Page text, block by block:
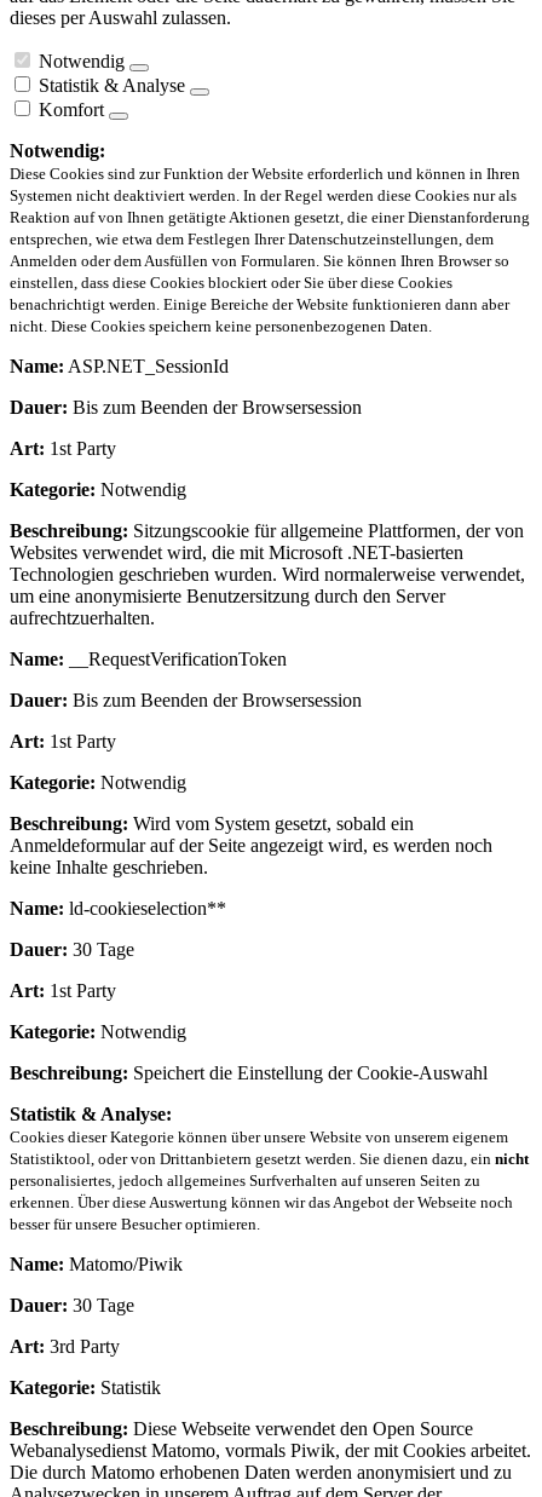
dieses per Auswahl zulassen.
Notwendig
Statistik & Analyse
Komfort
Notwendig:
Diese Cookies sind zur Funktion der Website erforderlich und können in Ihren
Systemen nicht deaktiviert werden. In der Regel werden diese Cookies nur als
Reaktion auf von Ihnen getätigte Aktionen gesetzt, die einer Dienstanforderung
entsprechen, wie etwa dem Festlegen Ihrer Datenschutzeinstellungen, dem
Anmelden oder dem Ausfüllen von Formularen. Sie können Ihren Browser so
einstellen, dass diese Cookies blockiert oder Sie über diese Cookies
benachrichtigt werden. Einige Bereiche der Website funktionieren dann aber
nicht. Diese Cookies speichern keine personenbezogenen Daten.
Name: ASP.NET_SessionId
Dauer: Bis zum Beenden der Browsersession
Art: 1st Party
Kategorie: Notwendig
Beschreibung: Sitzungscookie für allgemeine Plattformen, der von
Websites verwendet wird, die mit Microsoft .NET-basierten
Technologien geschrieben wurden. Wird normalerweise verwendet,
um eine anonymisierte Benutzersitzung durch den Server
aufrechtzuerhalten.
Name: __RequestVerificationToken
Dauer: Bis zum Beenden der Browsersession
Art: 1st Party
Kategorie: Notwendig
Beschreibung: Wird vom System gesetzt, sobald ein
Anmeldeformular auf der Seite angezeigt wird, es werden noch
keine Inhalte geschrieben.
Name: ld-cookieselection**
Dauer: 30 Tage
Art: 1st Party
Kategorie: Notwendig
Beschreibung: Speichert die Einstellung der Cookie-Auswahl
Statistik & Analyse:
Cookies dieser Kategorie können über unsere Website von unserem eigenem
Statistiktool, oder von Drittanbietern gesetzt werden. Sie dienen dazu, ein nicht
personalisiertes, jedoch allgemeines Surfverhalten auf unseren Seiten zu
erkennen. Über diese Auswertung können wir das Angebot der Webseite noch
besser für unsere Besucher optimieren.
Name: Matomo/Piwik
Dauer: 30 Tage
Art: 3rd Party
Kategorie: Statistik
Beschreibung: Diese Webseite verwendet den Open Source
Webanalysedienst Matomo, vormals Piwik, der mit Cookies arbeitet.
Die durch Matomo erhobenen Daten werden anonymisiert und zu